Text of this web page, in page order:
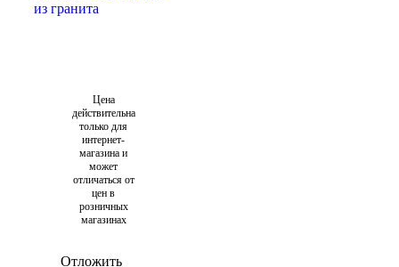
Цена
действительна
только для
интернет-
магазина и
может
отличаться от
цен в
розничных
магазинах
Отложить